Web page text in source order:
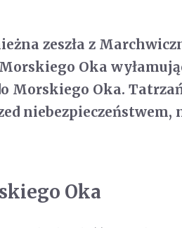
zeszła z
Oka
Morskiego Oka.
niebezpieczeństwem,
Oka